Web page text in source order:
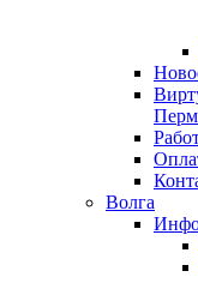
Волга